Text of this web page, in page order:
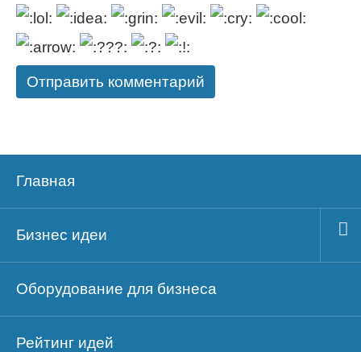
Главная
Бизнес идеи
Оборудование для бизнеса
Рейтинг идей